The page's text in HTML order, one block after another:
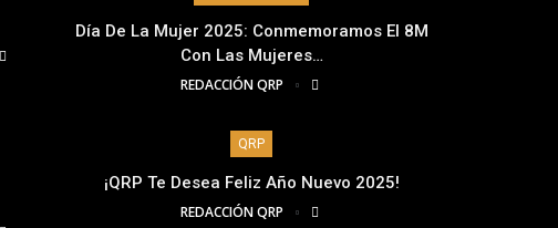
Día De La Mujer 2025: Conmemoramos El 8M
Con Las Mujeres…
REDACCIÓN QRP
QRP
¡QRP Te Desea Feliz Año Nuevo 2025!
REDACCIÓN QRP